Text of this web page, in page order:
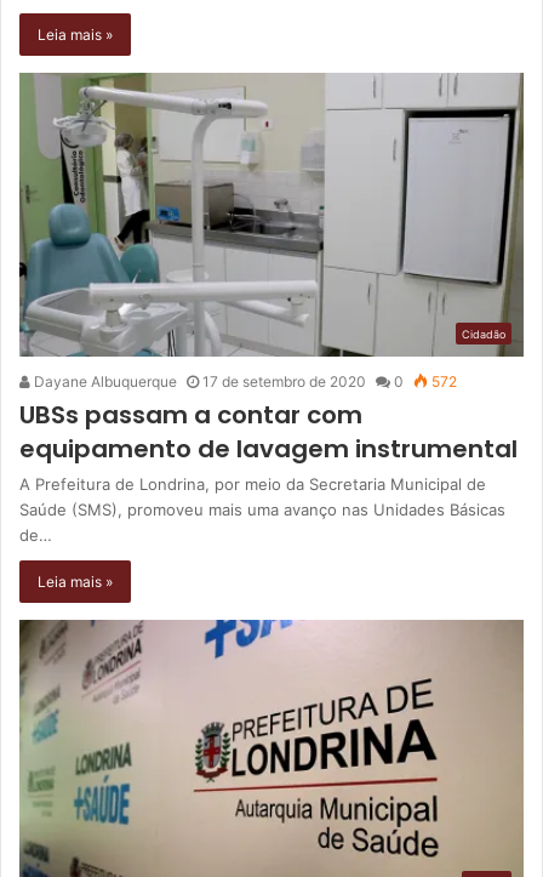
Leia mais »
Cidadão
Dayane Albuquerque 17 de setembro de 2020 0 572
UBSs passam a contar com
equipamento de lavagem instrumental
A Prefeitura de Londrina, por meio da Secretaria Municipal de
Saúde (SMS), promoveu mais uma avanço nas Unidades Básicas
de…
Leia mais »